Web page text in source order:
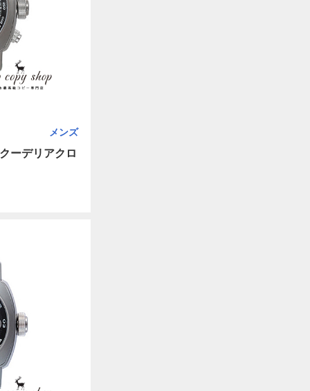
メンズ
ーデリアクロ